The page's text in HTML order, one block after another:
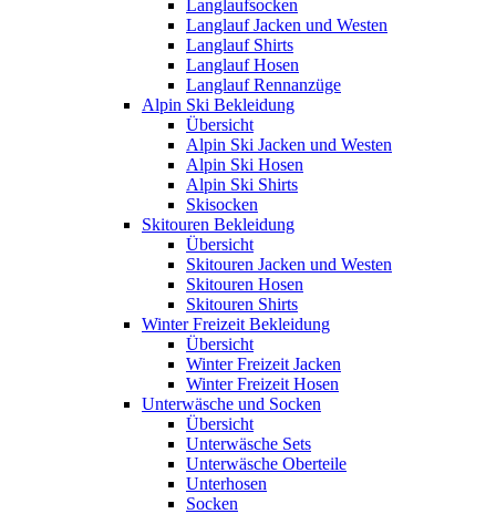
Langlaufsocken
Langlauf Jacken und Westen
Langlauf Shirts
Langlauf Hosen
Langlauf Rennanzüge
Alpin Ski Bekleidung
Übersicht
Alpin Ski Jacken und Westen
Alpin Ski Hosen
Alpin Ski Shirts
Skisocken
Skitouren Bekleidung
Übersicht
Skitouren Jacken und Westen
Skitouren Hosen
Skitouren Shirts
Winter Freizeit Bekleidung
Übersicht
Winter Freizeit Jacken
Winter Freizeit Hosen
Unterwäsche und Socken
Übersicht
Unterwäsche Sets
Unterwäsche Oberteile
Unterhosen
Socken